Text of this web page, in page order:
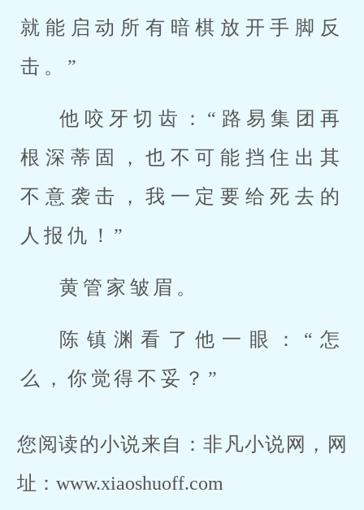
就能启动所有暗棋放开手脚反
击。”
他咬牙切齿：“路易集团再
根深蒂固，也不可能挡住出其
不意袭击，我一定要给死去的
人报仇！”
黄管家皱眉。
陈镇渊看了他一眼：“怎
么，你觉得不妥？”
您阅读的小说来自：非凡小说网，网
址：www.xiaoshuoff.com